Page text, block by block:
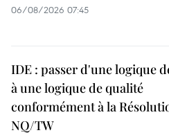
06/08/2026 07:45
IDE : passer d'une logique
à une logique de qualité
conformément à la
NQ/TW